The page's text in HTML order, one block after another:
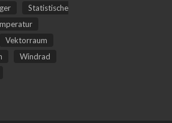
Statistische
Vektorraum
Windrad